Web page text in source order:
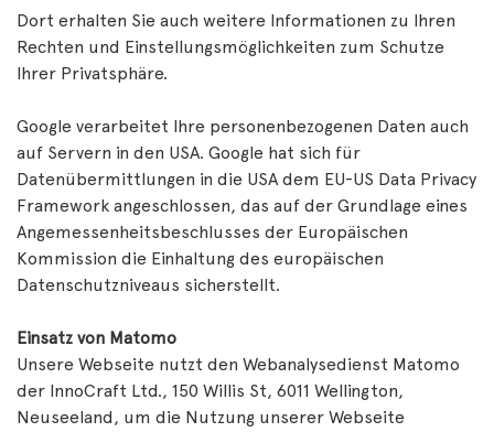
Dort erhalten Sie auch weitere Informationen zu Ihren
Rechten und Einstellungsmöglichkeiten zum Schutze
Ihrer Privatsphäre.
Google verarbeitet Ihre personenbezogenen Daten auch
auf Servern in den USA. Google hat sich für
Datenübermittlungen in die USA dem EU-US Data Privacy
Framework angeschlossen, das auf der Grundlage eines
Angemessenheitsbeschlusses der Europäischen
Kommission die Einhaltung des europäischen
Datenschutzniveaus sicherstellt.
Einsatz von Matomo
Unsere Webseite nutzt den Webanalysedienst Matomo
der InnoCraft Ltd., 150 Willis St, 6011 Wellington,
Neuseeland, um die Nutzung unserer Webseite